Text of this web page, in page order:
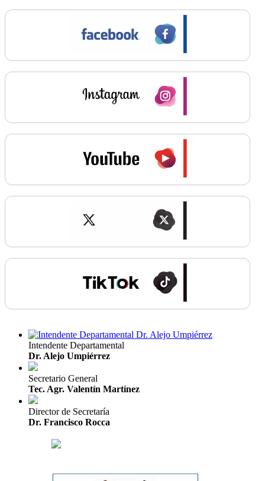
Intendente Departamental
Dr. Alejo Umpiérrez
Secretario General
Tec. Agr. Valentín Martínez
Director de Secretaría
Dr. Francisco Rocca